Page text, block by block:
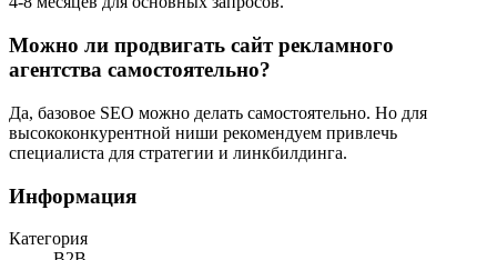
Можно ли продвигать сайт рекламного
агентства самостоятельно?
Да, базовое SEO можно делать самостоятельно. Но для
высококонкурентной ниши рекомендуем привлечь
специалиста для стратегии и линкбилдинга.
Информация
Категория